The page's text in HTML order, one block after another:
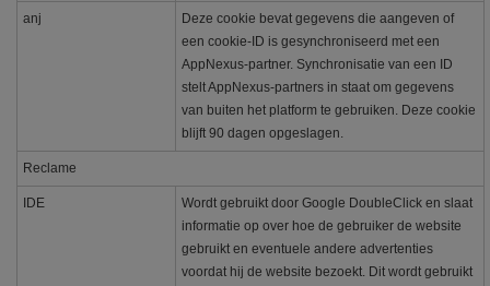
anj
Deze cookie bevat gegevens die aangeven of
een cookie-ID is gesynchroniseerd met een
AppNexus-partner. Synchronisatie van een ID
stelt AppNexus-partners in staat om gegevens
van buiten het platform te gebruiken. Deze cookie
blijft 90 dagen opgeslagen.
Reclame
IDE
Wordt gebruikt door Google DoubleClick en slaat
informatie op over hoe de gebruiker de website
gebruikt en eventuele andere advertenties
voordat hij de website bezoekt. Dit wordt gebruikt